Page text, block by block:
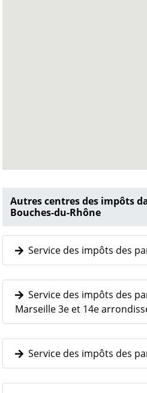
Autres centres des impôts
Bouches-du-Rhône
Service des impôts des
Service des impôts des
Marseille 3e et 14e
Service des impôts des